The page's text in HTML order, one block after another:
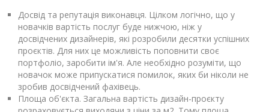
Досвід та репутація виконавця. Цілком логічно, що у
новачків вартість послуг буде нижчою, ніж у
досвідчених дизайнерів, які розробили десятки успішних
проєктів. Для них це можливість поповнити своє
портфоліо, заробити ім'я. Але необхідно розуміти, що
новачок може припускатися помилок, яких би ніколи не
зробив досвідчений фахівець.
Площа об'єкта. Загальна вартість дизайн-проєкту